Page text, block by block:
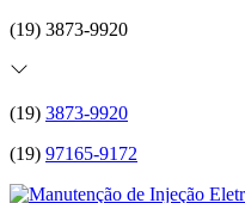
(19) 3873-9920
(19) 3873-9920
(19) 97165-9172